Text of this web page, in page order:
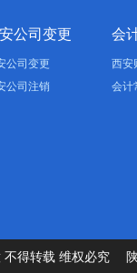
公司变更
公司变更
公司注销
会
西安
会计
不得转载 维权必究